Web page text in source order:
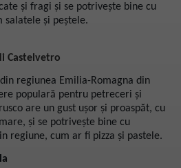
și fragi și se potrivește bine cu
salatele și peștele.
Castelvetro
regiunea Emilia-Romagna din
populară pentru petreceri și
are un gust ușor și proaspăt, cu
și se potrivește bine cu
regiune, cum ar fi pizza și pastele.